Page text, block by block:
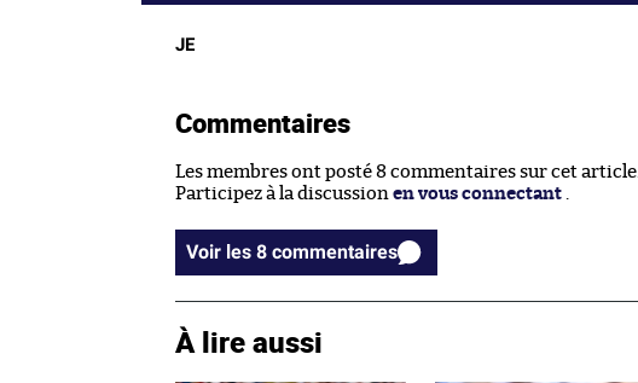
JE
Commentaires
Les membres ont posté 8 commentaires sur cet article.
Participez à la discussion en vous connectant
Voir les 8 commentaires
À lire aussi